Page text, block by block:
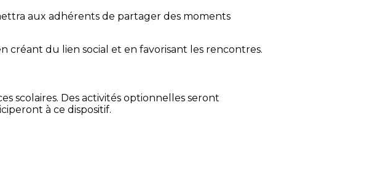
aux adhérents de partager des moments
du lien social et en favorisant les rencontres.
scolaires. Des activités optionnelles seront
à ce dispositif.